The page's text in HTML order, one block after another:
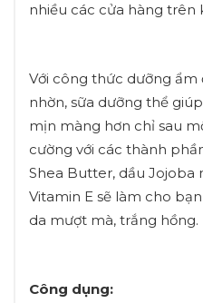
nhiều các cửa hàng trên
Với công thức dưỡng ẩm
nhờn, sữa dưỡng thể
mịn màng hơn chỉ sau
cường với các thành
Shea Butter, dầu Jojoba
Vitamin E sẽ làm cho
da mượt mà, trắng hồng.
Công dụng: